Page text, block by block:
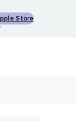
Store